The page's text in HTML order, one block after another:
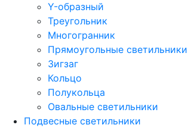
Y-образный
Треугольник
Многогранник
Прямоугольные светильники
Зигзаг
Кольцо
Полукольца
Овальные светильники
Подвесные светильники